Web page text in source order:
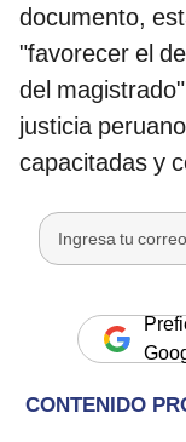
documento,
"favorecer el
del
justicia
capacitadas y